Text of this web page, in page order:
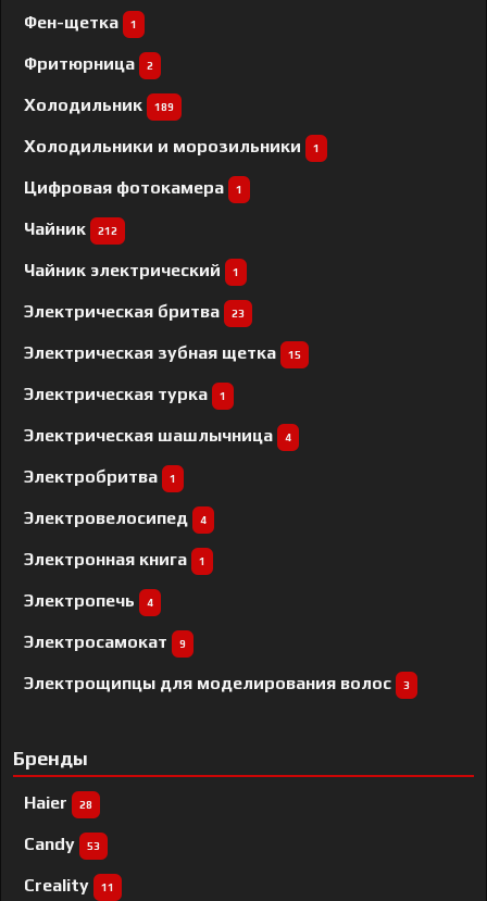
Фен-щетка 1
Фритюрница 2
Холодильник 189
Холодильники и морозильники 1
Цифровая фотокамера 1
Чайник 212
Чайник электрический 1
Электрическая бритва 23
Электрическая зубная щетка 15
Электрическая турка 1
Электрическая шашлычница 4
Электробритва 1
Электровелосипед 4
Электронная книга 1
Электропечь 4
Электросамокат 9
Электрощипцы для моделирования волос 3
Бренды
Haier 28
Candy 53
Creality 11